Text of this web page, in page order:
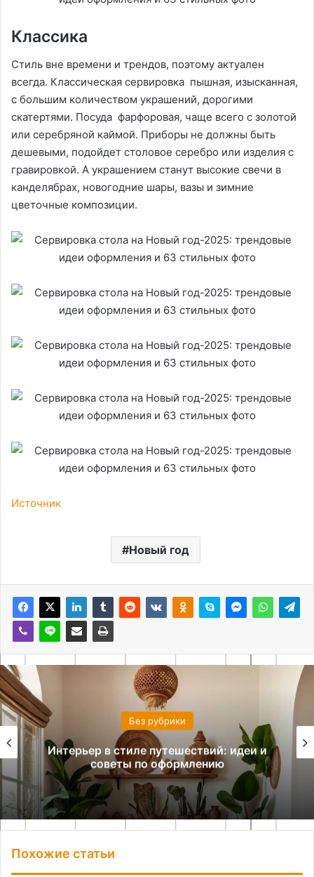
Классика
Стиль вне времени и трендов, поэтому актуален
всегда. Классическая сервировка пышная, изысканная,
с большим количеством украшений, дорогими
скатертями. Посуда фарфоровая, чаще всего с золотой
или серебряной каймой. Приборы не должны быть
дешевыми, подойдет столовое серебро или изделия с
гравировкой. А украшением станут высокие свечи в
канделябрах, новогодние шары, вазы и зимние
цветочные композиции.
Источник
Новый год
Без рубрики
Комната на двоих: как организовать
комфортное пространство
Похожие статьи